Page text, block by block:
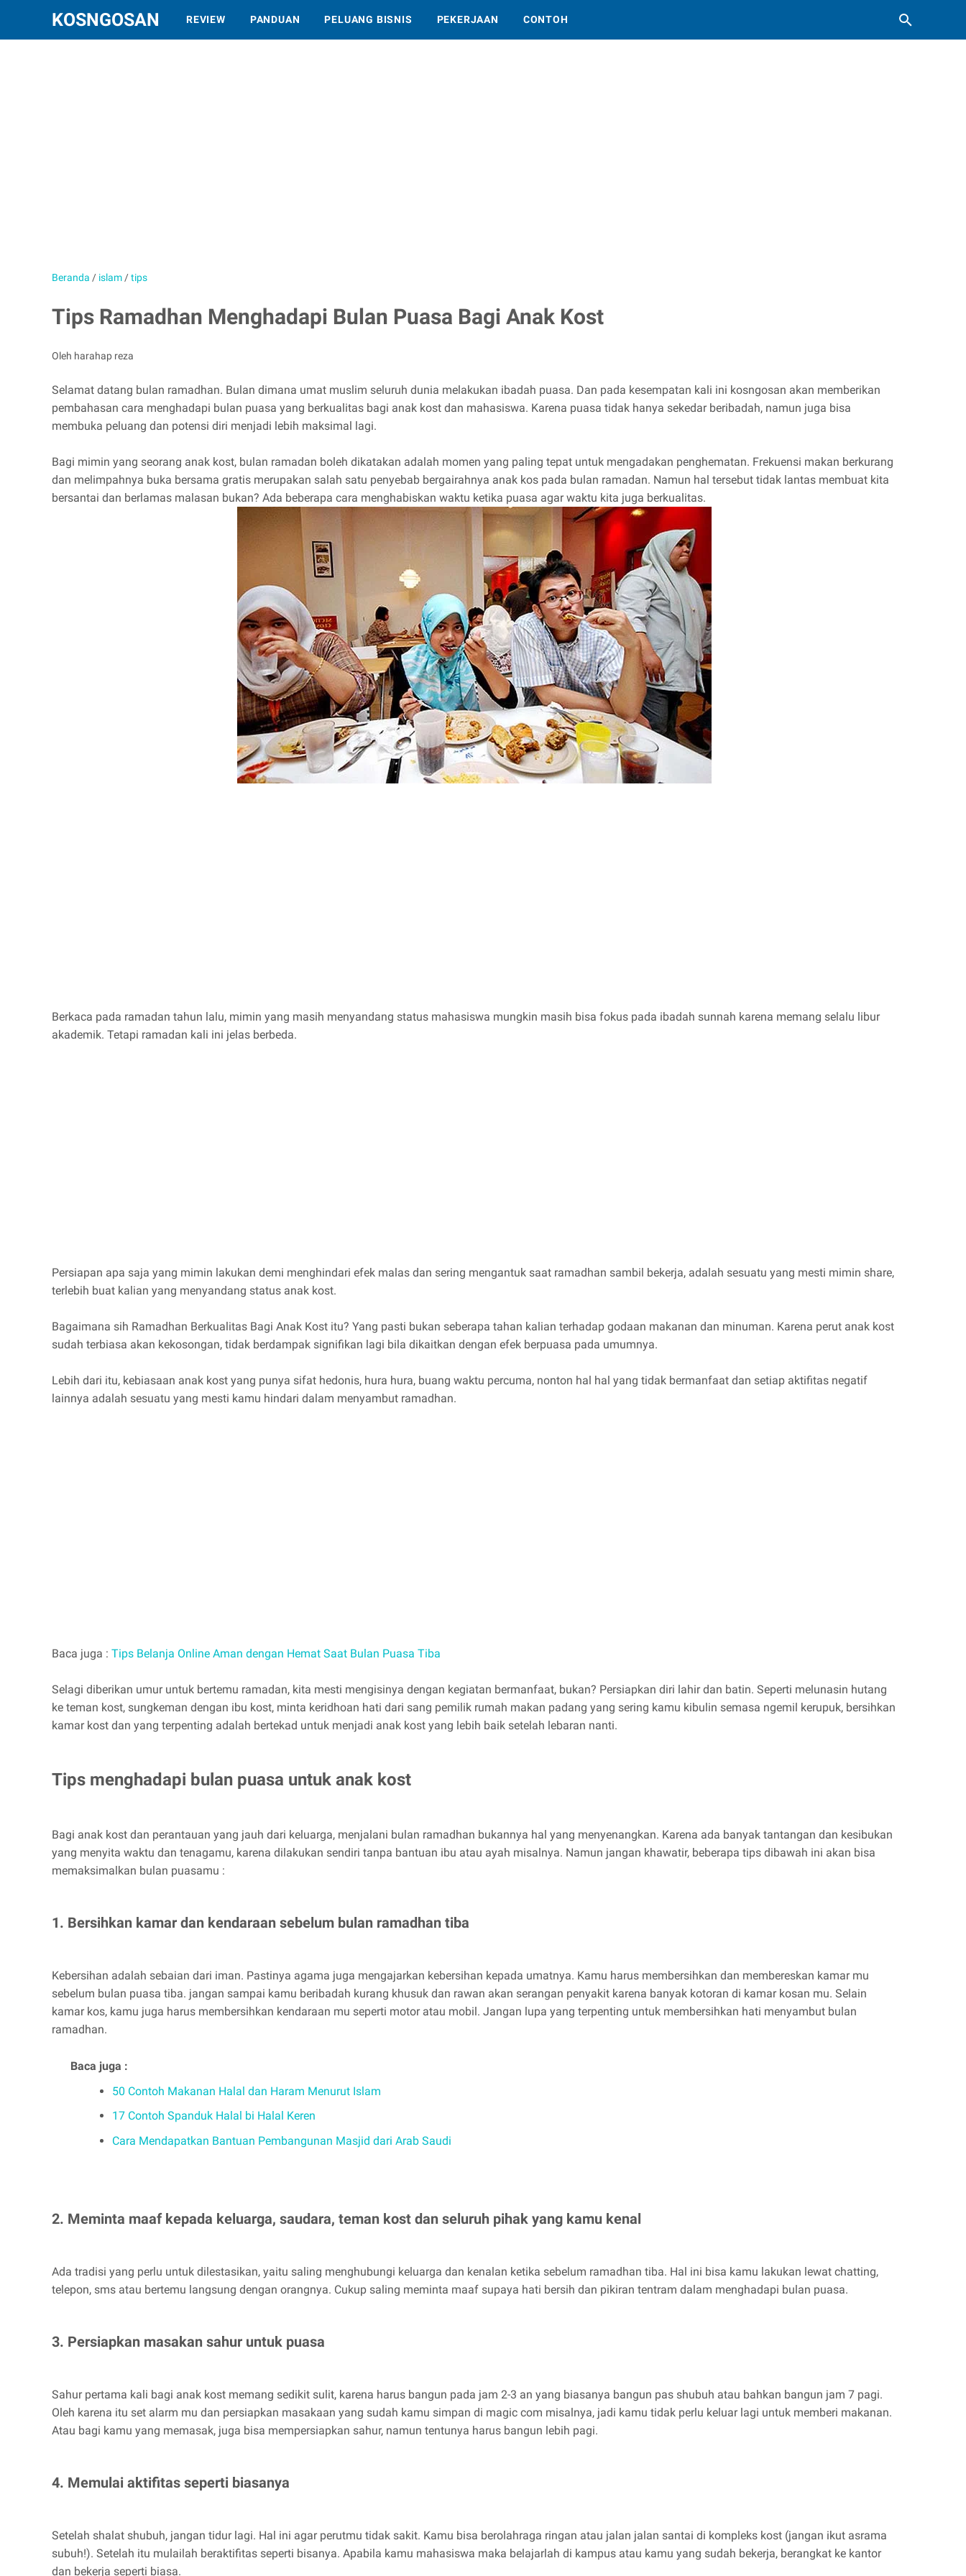
KOSNGOSAN REVIEW PANDUAN PELUANG BISNIS PEKERJAAN CONTOH
Beranda / islam /tips
Tips Ramadhan Menghadapi Bulan Puasa Bagi Anak Kost
Oleh harahap reza
Selamat datang bulan ramadhan. Bulan dimana umat muslim seluruh dunia melakukan ibadah puasa. Dan pada kesempatan kali ini kosngosan akan memberikan
pembahasan cara menghadapi bulan puasa yang berkualitas bagi anak kost dan mahasiswa. Karena puasa tidak hanya sekedar beribadah, namun juga bisa
membuka peluang dan potensi diri menjadi lebih maksimal lagi.
Bagi mimin yang seorang anak kost, bulan ramadan boleh dikatakan adalah momen yang paling tepat untuk mengadakan penghematan. Frekuensi makan berkurang
dan melimpahnya buka bersama gratis merupakan salah satu penyebab bergairahnya anak kos pada bulan ramadan. Namun hal tersebut tidak lantas membuat kita
bersantai dan berlamas malasan bukan? Ada beberapa cara menghabiskan waktu ketika puasa agar waktu kita juga berkualitas.
Berkaca pada ramadan tahun lalu, mimin yang masih menyandang status mahasiswa mungkin masih bisa fokus pada ibadah sunnah karena memang selalu libur
akademik. Tetapi ramadan kali ini jelas berbeda.
Persiapan apa saja yang mimin lakukan demi menghindari efek malas dan sering mengantuk saat ramadhan sambil bekerja, adalah sesuatu yang mesti mimin share,
terlebih buat kalian yang menyandang status anak kost.
Bagaimana sih Ramadhan Berkualitas Bagi Anak Kost itu? Yang pasti bukan seberapa tahan kalian terhadap godaan makanan dan minuman. Karena perut anak kost
sudah terbiasa akan kekosongan, tidak berdampak signifikan lagi bila dikaitkan dengan efek berpuasa pada umumnya.
Lebih dari itu, kebiasaan anak kost yang punya sifat hedonis, hura hura, buang waktu percuma, nonton hal hal yang tidak bermanfaat dan setiap aktifitas negatif
lainnya adalah sesuatu yang mesti kamu hindari dalam menyambut ramadhan.
Baca juga : Tips Belanja Online Aman dengan Hemat Saat Bulan Puasa Tiba
Selagi diberikan umur untuk bertemu ramadan, kita mesti mengisinya dengan kegiatan bermanfaat, bukan? Persiapkan diri lahir dan batin. Seperti melunasin hutang
ke teman kost, sungkeman dengan ibu kost, minta keridhoan hati dari sang pemilik rumah makan padang yang sering kamu kibulin semasa ngemil kerupuk, bersihkan
kamar kost dan yang terpenting adalah bertekad untuk menjadi anak kost yang lebih baik setelah lebaran nanti.
Tips menghadapi bulan puasa untuk anak kost
Bagi anak kost dan perantauan yang jauh dari keluarga, menjalani bulan ramadhan bukannya hal yang menyenangkan. Karena ada banyak tantangan dan kesibukan
yang menyita waktu dan tenagamu, karena dilakukan sendiri tanpa bantuan ibu atau ayah misalnya. Namun jangan khawatir, beberapa tips dibawah ini akan bisa
memaksimalkan bulan puasamu :
1. Bersihkan kamar dan kendaraan sebelum bulan ramadhan tiba
Kebersihan adalah sebaian dari iman. Pastinya agama juga mengajarkan kebersihan kepada umatnya. Kamu harus membersihkan dan membereskan kamar mu
sebelum bulan puasa tiba. jangan sampai kamu beribadah kurang khusuk dan rawan akan serangan penyakit karena banyak kotoran di kamar kosan mu. Selain
kamar kos, kamu juga harus membersihkan kendaraan mu seperti motor atau mobil. Jangan lupa yang terpenting untuk membersihkan hati menyambut bulan
ramadhan.
Baca juga :
50 Contoh Makanan Halal dan Haram Menurut Islam
17 Contoh Spanduk Halal bi Halal Keren
Cara Mendapatkan Bantuan Pembangunan Masjid dari Arab Saudi
2. Meminta maaf kepada keluarga, saudara, teman kost dan seluruh pihak yang kamu kenal
Ada tradisi yang perlu untuk dilestasikan, yaitu saling menghubungi keluarga dan kenalan ketika sebelum ramadhan tiba. Hal ini bisa kamu lakukan lewat chatting,
telepon, sms atau bertemu langsung dengan orangnya. Cukup saling meminta maaf supaya hati bersih dan pikiran tentram dalam menghadapi bulan puasa.
3. Persiapkan masakan sahur untuk puasa
Sahur pertama kali bagi anak kost memang sedikit sulit, karena harus bangun pada jam 2-3 an yang biasanya bangun pas shubuh atau bahkan bangun jam 7 pagi.
Oleh karena itu set alarm mu dan persiapkan masakaan yang sudah kamu simpan di magic com misalnya, jadi kamu tidak perlu keluar lagi untuk memberi makanan.
Atau bagi kamu yang memasak, juga bisa mempersiapkan sahur, namun tentunya harus bangun lebih pagi.
4. Memulai aktifitas seperti biasanya
Setelah shalat shubuh, jangan tidur lagi. Hal ini agar perutmu tidak sakit. Kamu bisa berolahraga ringan atau jalan jalan santai di kompleks kost (jangan ikut asrama
subuh!). Setelah itu mulailah beraktifitas seperti bisanya. Apabila kamu mahasiswa maka belajarlah di kampus atau kamu yang sudah bekerja, berangkat ke kantor
dan bekerja seperti biasa.